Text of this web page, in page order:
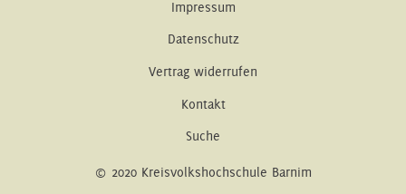
Impressum
Datenschutz
Vertrag widerrufen
Kontakt
Suche
© 2020 Kreisvolkshochschule Barnim